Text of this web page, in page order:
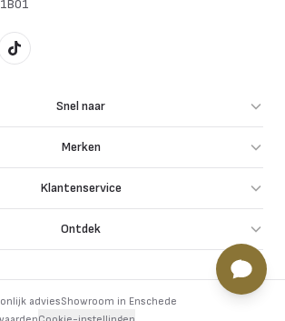
TikTok
Snel naar
Merken
Klantenservice
Ontdek
adviesShowroom in Enschede